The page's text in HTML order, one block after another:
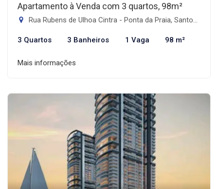
Apartamento à Venda com 3 quartos, 98m²
Rua Rubens de Ulhoa Cintra - Ponta da Praia, Santos-SP
3 Quartos 3 Banheiros 1 Vaga 98 m²
Mais informações